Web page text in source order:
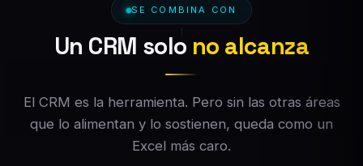
SE COMBINA CON
Un CRM solo no alcanza
El CRM es la herramienta. Pero sin las otras áreas
que lo alimentan y lo sostienen, queda como un
Excel más caro.